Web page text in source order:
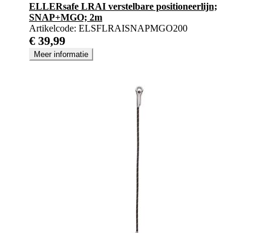
ELLERsafe LRAI verstelbare positioneerlijn;
SNAP+MGO; 2m
Artikelcode: ELSFLRAISNAPMGO200
€ 39,99
Meer informatie